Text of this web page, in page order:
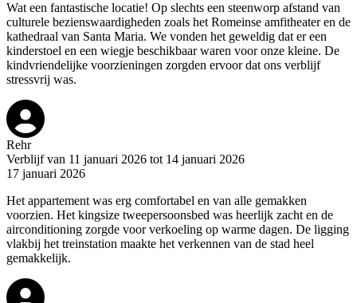
Wat een fantastische locatie! Op slechts een steenworp afstand van
culturele bezienswaardigheden zoals het Romeinse amfitheater en de
kathedraal van Santa Maria. We vonden het geweldig dat er een
kinderstoel en een wiegje beschikbaar waren voor onze kleine. De
kindvriendelijke voorzieningen zorgden ervoor dat ons verblijf
stressvrij was.
Rehr
Verblijf van 11 januari 2026 tot 14 januari 2026
17 januari 2026
Het appartement was erg comfortabel en van alle gemakken
voorzien. Het kingsize tweepersoonsbed was heerlijk zacht en de
airconditioning zorgde voor verkoeling op warme dagen. De ligging
vlakbij het treinstation maakte het verkennen van de stad heel
gemakkelijk.